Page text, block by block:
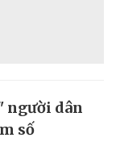
người dân
số